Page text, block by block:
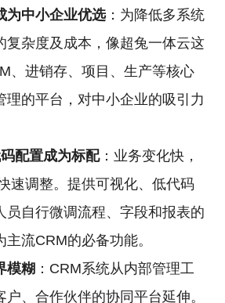
为中小企业优选：为降低多系统
复杂度及成本，像超兔一体云这
、进销存、项目、生产等核心
理的平台，对中小企业的吸引力
配置成为标配：业务变化快，
速调整。提供可视化、低代码
员自行微调流程、字段和报表的
主流CRM的必备功能。
模糊 ：CRM系统从内部管理工
户、合作伙伴的协同平台延伸。